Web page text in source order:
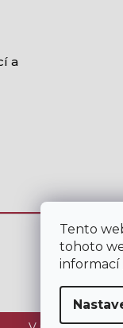
Tento
tohoto
informací
a